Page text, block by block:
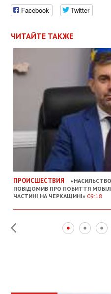
Facebook Twitter
ЧИТАЙТЕ ТАКЖЕ
ПРОИСШЕСТВИЯ
ПОВІДОМИВ ПРО ПОБИТТЯ
ЧАСТИНІ НА ЧЕРКАЩИНІ» 09:18